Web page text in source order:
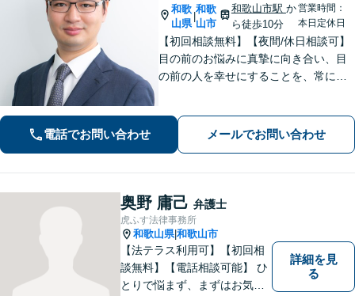
和歌
山県
和歌
山市
和歌山市駅 か
ら徒歩10分
営業時間：
本日定休日
【初回相談無料】【夜間/休日相談可】
目の前のお悩みに真摯に向き合い、目
の前の人を幸せにすることを、常にこ
します。お困りの方は、お気軽にご相
談ください。
電話でお問い合わせ メールでお問い合わせ
奥野 庸己 弁護士
虎ふす法律事務所
和歌山県|和歌山市
【法テラス利用可】【初回相
談無料】【電話相談可能】 ひ
とりで悩まず、まずはお気軽
詳細を見
る